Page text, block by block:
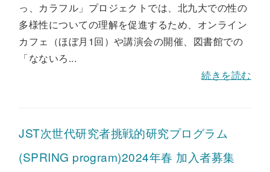
っ、カラフル」プロジェクトでは、北九大での性の
多様性についての理解を促進するため、オンライン
カフェ（ほぼ月1回）や講演会の開催、図書館での
「なないろ...
続きを読む
JST次世代研究者挑戦的研究プログラム
(SPRING program)2024年春 加入者募集